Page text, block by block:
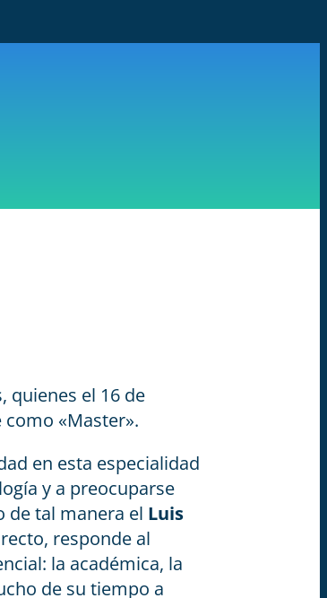
quienes el 16 de
«Master».
en esta especialidad
y a preocuparse
de tal manera el Luis
responde al
la académica, la
de su tiempo a